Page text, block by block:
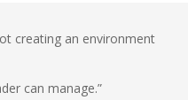
creating an environment
can manage.”